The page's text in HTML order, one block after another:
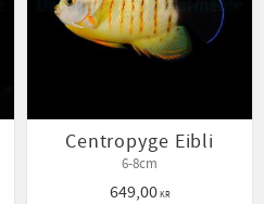
Centropyge Eibli
6-8cm
649,00KR